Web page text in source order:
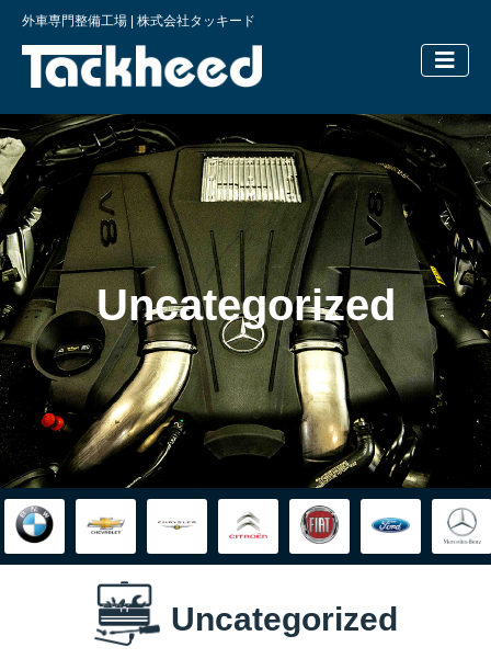
外車専門整備工場 | 株式会社タッキード
横浜の外
Uncategorized
Uncategorized